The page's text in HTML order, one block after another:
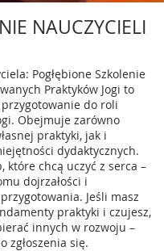
NAUCZYCIELI
Pogłębione Szkolenie
Praktyków Jogi to
do roli
Obejmuje zarówno
praktyki, jak i
dydaktycznych.
które chcą uczyć z serca –
dojrzałości i
Jeśli masz
praktyki i czujesz,
innych w rozwoju –
zgłoszenia się.